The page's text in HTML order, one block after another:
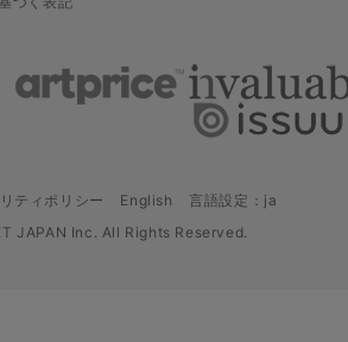
ティポリシー English
言語設定：ja
JAPAN Inc. All Rights Reserved.